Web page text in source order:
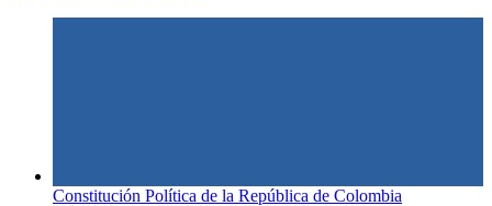
Constitución Política de la República de Colombia